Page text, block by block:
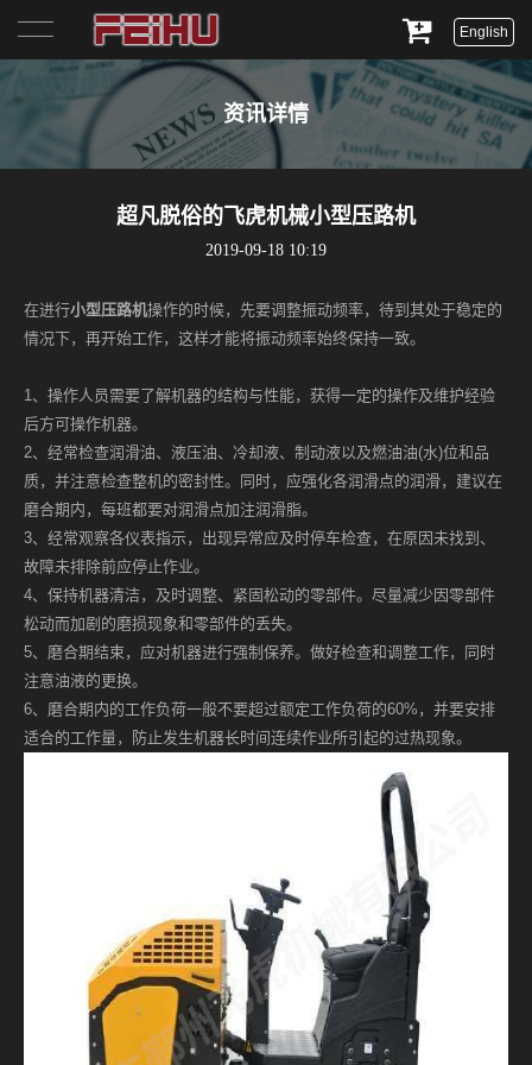
English
资讯详情
超凡脱俗的飞虎机械小型压路机
2019-09-18 10:19
在进行小型压路机操作的时候，先要调整振动频率，待到其处于稳定的
情况下，再开始工作，这样才能将振动频率始终保持一致。
1、操作人员需要了解机器的结构与性能，获得一定的操作及维护经验
后方可操作机器。
2、经常检查润滑油、液压油、冷却液、制动液以及燃油油(水)位和品
质，并注意检查整机的密封性。同时，应强化各润滑点的润滑，建议在
磨合期内，每班都要对润滑点加注润滑脂。
3、经常观察各仪表指示，出现异常应及时停车检查，在原因未找到、
故障未排除前应停止作业。
4、保持机器清洁，及时调整、紧固松动的零部件。尽量减少因零部件
松动而加剧的磨损现象和零部件的丢失。
5、磨合期结束，应对机器进行强制保养。做好检查和调整工作，同时
注意油液的更换。
6、磨合期内的工作负荷一般不要超过额定工作负荷的60%，并要安排
适合的工作量，防止发生机器长时间连续作业所引起的过热现象。
关于我们
产品展示
新闻资讯
联系我们